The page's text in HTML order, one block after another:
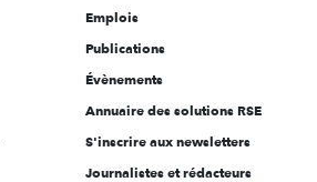
Emplois
Publications
Évènements
Annuaire des solutions RSE
S'inscrire aux newsletters
Journalistes et rédacteurs